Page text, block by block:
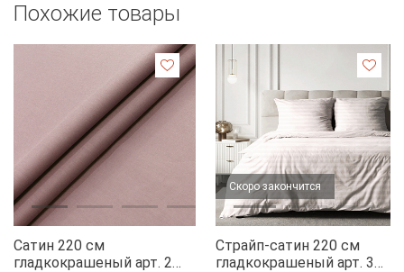
Похожие товары
Сатин 220 см
гладкокрашеный арт. 273
Скоро закончится
Страйп-сатин 220 см
гладкокрашеный арт. 305